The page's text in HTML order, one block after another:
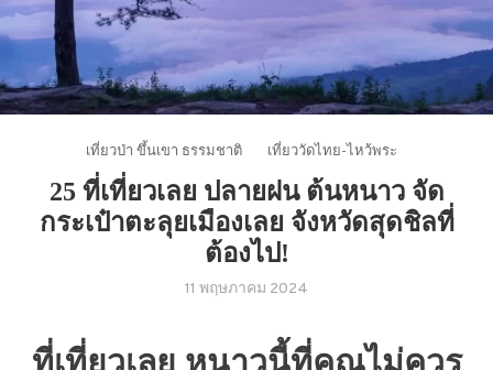
เที่ยวป่า ขึ้นเขา ธรรมชาติ เที่ยววัดไทย-ไหว้พระ
25 ที่เที่ยวเลย ปลายฝน ต้นหนาว จัด
กระเป๋าตะลุยเมืองเลย จังหวัดสุดชิลที่
ต้องไป!
11 พฤษภาคม 2024
ที่เที่ยวเลย หนาวนี้ที่คุณไม่ควร